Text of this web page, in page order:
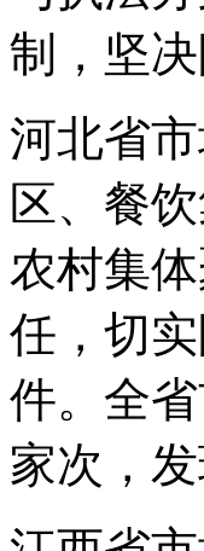
制，坚
河北省
区、餐
农村集
任，切
件。全
家次，